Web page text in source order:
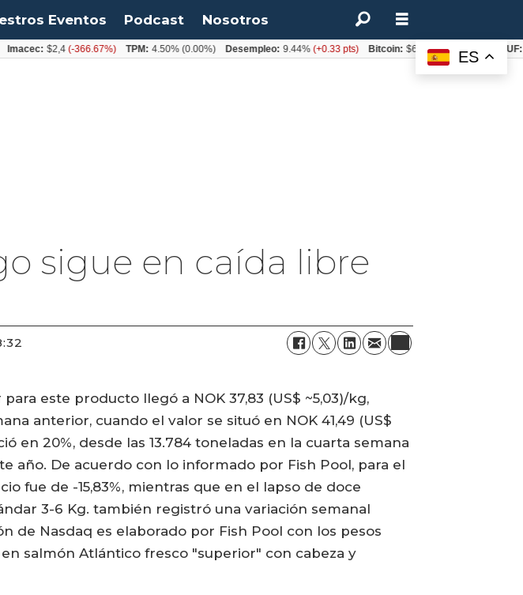
Eventos Podcast Nosotros
sigue en caída libre
este producto llegó a NOK 37,83 (US$ ~5,03)/kg,
anterior, cuando el valor se situó en NOK 41,49 (US$
en 20%, desde las 13.784 toneladas en la cuarta semana
año. De acuerdo con lo informado por Fish Pool, para el
fue de -15,83%, mientras que en el lapso de doce
3-6 Kg. también registró una variación semanal
de Nasdaq es elaborado por Fish Pool con los pesos
salmón Atlántico fresco "superior" con cabeza y
ES
$2,4(-366.67%) TPM: 4.50%(0.00%) Desempleo: 9.44%(+0.33 pts) Bitcoin: $64.600,08(+2.93%)